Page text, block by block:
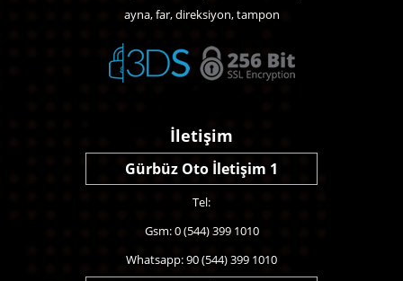
ayna, far, direksiyon, tampon
İletişim
Gürbüz Oto İletişim 1
Tel:
Gsm: 0 (544) 399 1010
Whatsapp: 90 (544) 399 1010